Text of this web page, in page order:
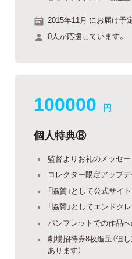
2015年11月 にお届け予
0人が応援しています。
100000 円
個人特典⑧
監督よりお礼のメッセ
コレクター限定アップ
「協賛」として公式サイ
「協賛」としてエンドク
パンフレットでの作品へ
劇場招待券8枚進呈（但
あります）